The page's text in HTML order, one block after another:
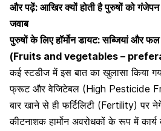
और पढ़ें: आखिर क्यों होती है पुरुषों को
जवाब
पुरुषों के लिए हॉर्मोन डायट: सब्जियां और
(Fruits and vegetables –
कई स्टडीज में इस बात का खुलासा किया
फ्रूट और वेजिटेबल (High Pesticide
बार खाने से ही फर्टिलिटी (Fertility) पर
कीटनाशक हार्मोन अवरोधकों के रूप में